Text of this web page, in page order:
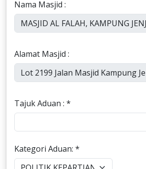
Nama Masjid :
Alamat Masjid :
Tajuk Aduan : *
Kategori Aduan: *